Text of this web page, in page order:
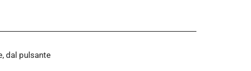
dal pulsante